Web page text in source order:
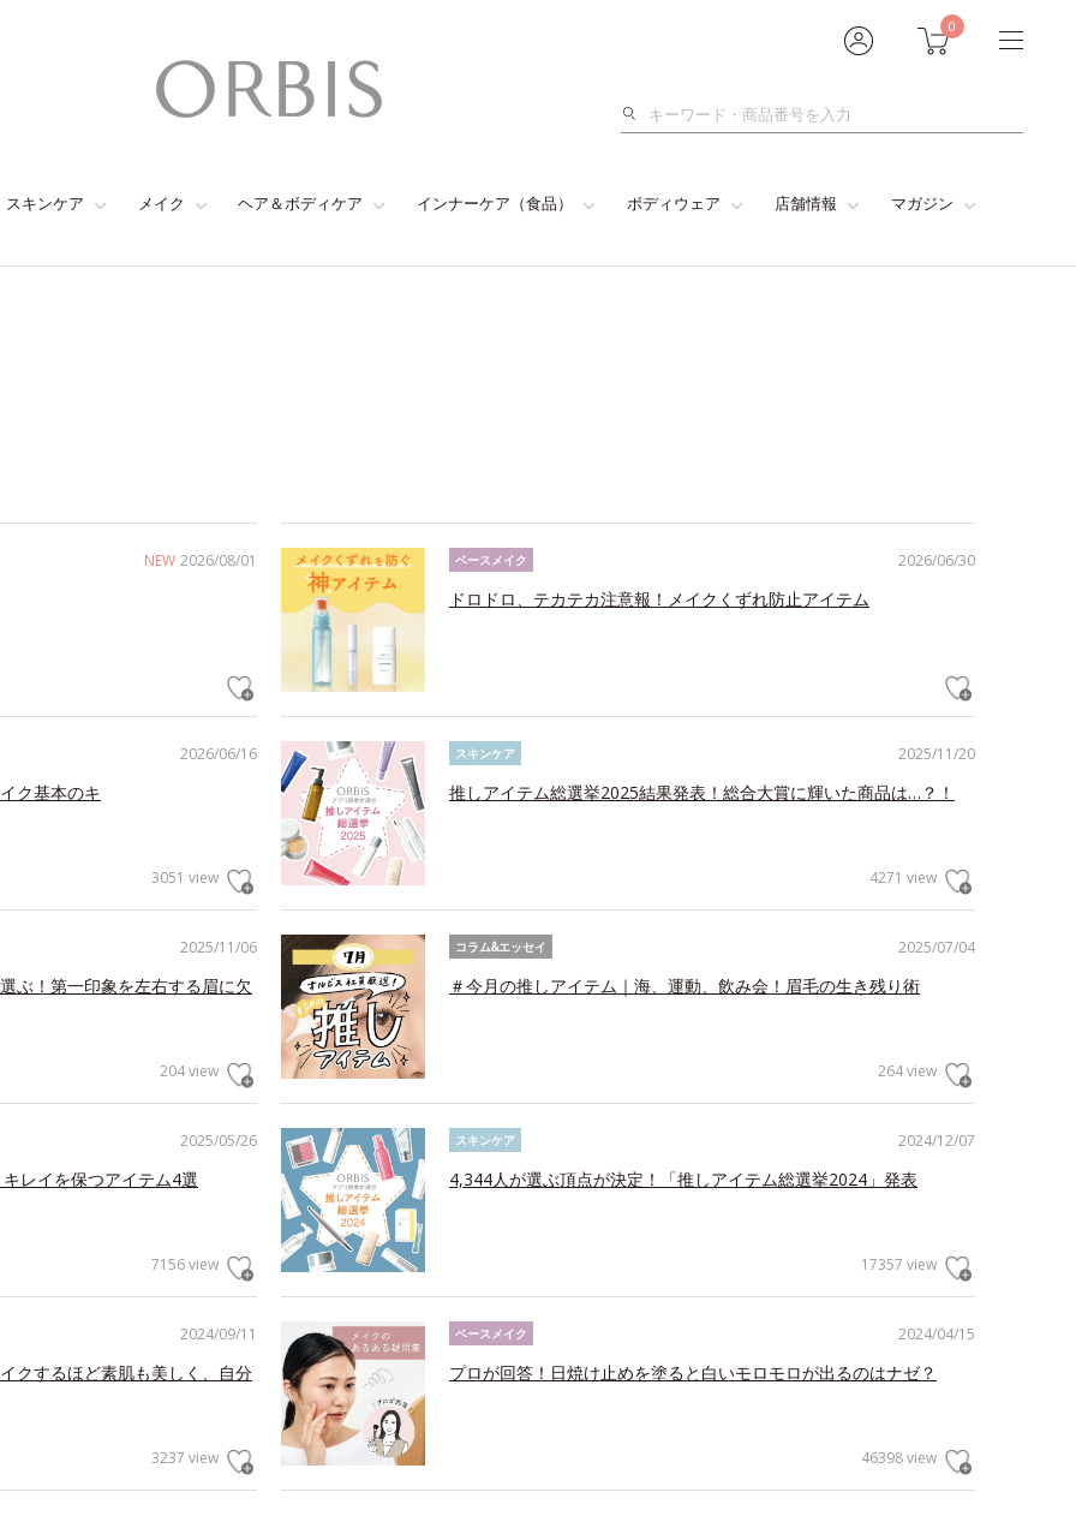
0
検
スキンケア メイク ヘア＆ボディケア インナーケア（食品） ボディウェア 店舗情報 マガジン
NEW 2026/08/01 2026/06/30
ベースメイク
ドロドロ、テカテカ注意報！メイクくずれ防止アイテム
2026/06/16
ク基本のキ
3051 view
2025/11/20
スキンケア
推しアイテム総選挙2025結果発表！総合大賞に輝いた商品は…？！
4271 view
2025/11/06
ぶ！第一印象を左右する眉に欠
204 view
2025/07/04
コラム&エッセイ
＃今月の推しアイテム｜海、運動、飲み会！眉毛の生き残り術
264 view
2025/05/26
レイを保つアイテム4選
7156 view
2024/12/07
スキンケア
4,344人が選ぶ頂点が決定！「推しアイテム総選挙2024」発表
17357 view
2024/09/11
クするほど素肌も美しく、自分
3237 view
2024/04/15
ベースメイク
プロが回答！日焼け止めを塗ると白いモロモロが出るのはナゼ？
46398 view